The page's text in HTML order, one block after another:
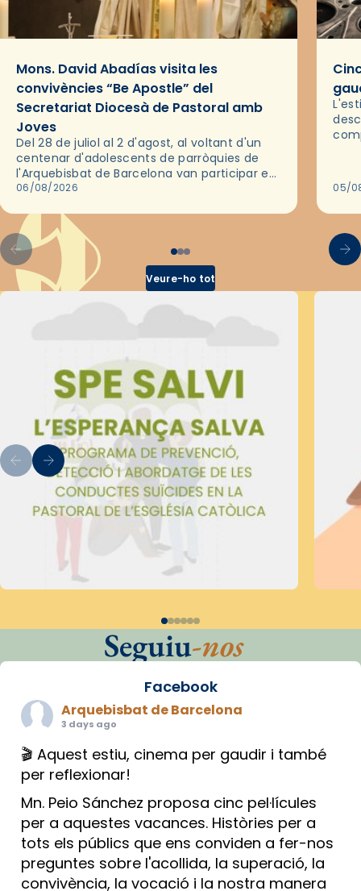
Mons. David Abadías visita les
convivències “Be Apostle” del
Secretariat Diocesà de Pastoral amb
Joves
Del 28 de juliol al 2 d'agost, al voltant d'un
centenar d'adolescents de parròquies de
l'Arquebisbat de Barcelona van participar en
les convivències Be Apostle, organitzades
06/08/2026 05/
Veure-ho tot
Seguiu-nos
Facebook
Arquebisbat de Barcelona
3 days ago
🎬 Aquest estiu, cinema per gaudir i també
per reflexionar!
Mn. Peio Sánchez proposa cinc pel·lícules
per a aquestes vacances. Històries per a
tots els públics que ens conviden a fer-nos
preguntes sobre l'acollida, la superació, la
convivència, la vocació i la nostra manera